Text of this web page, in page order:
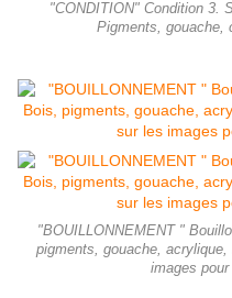
"CONDITION" Condition 3.
Pigments, gouache,
"BOUILLONNEMENT "
pigments, gouache,
images